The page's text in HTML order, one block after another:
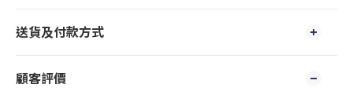
送貨及付款方式
顧客評價